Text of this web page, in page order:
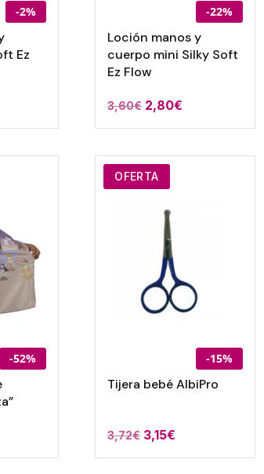
-2%
Ez
-22%
Loción manos y
cuerpo mini Silky Soft
Ez Flow
3,60€ El
precio
era:
3,60€.
2,80€
precio
-52%
OFERTA
-15%
Tijera bebé AlbiPro
3,72€ El
precio
3,15€
precio